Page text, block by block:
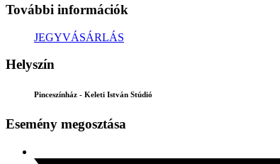
További információk
JEGYVÁSÁRLÁS
Helyszín
Pinceszínház - Keleti István Stúdió
Esemény megosztása